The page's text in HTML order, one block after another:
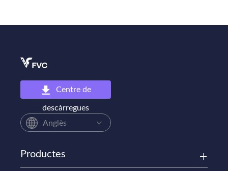
Centre de
descàrregues
Anglès
Productes